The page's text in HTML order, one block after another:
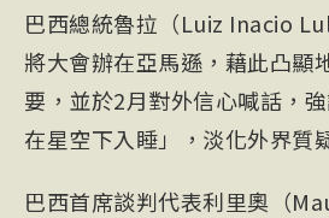
巴西總統魯拉（Luiz Inacio
將大會辦在亞馬遜，藉此凸顯
要，並於2月對外信心喊話，
在星空下入睡」，淡化外界質
巴西首席談判代表利里奧（